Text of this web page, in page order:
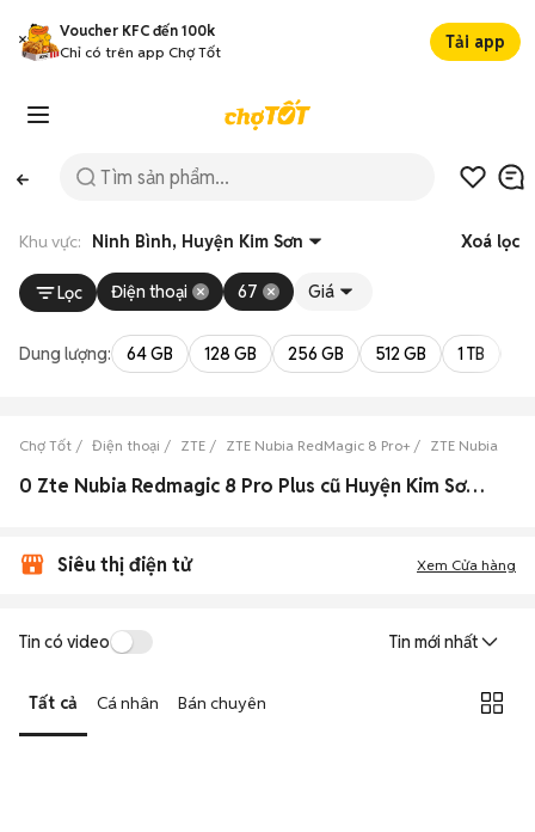
Voucher KFC đến 100k
Chỉ có trên app Chợ Tốt
Tải app
Khu vực: Ninh Bình, Huyện Kim Sơn Xoá lọc
Lọc Điện thoại 67 Giá
Dung lượng: 64 GB 128 GB 256 GB 512 GB 1 TB
Chợ Tốt Điện thoại ZTE ZTE Nubia RedMagic 8 Pro+ ZTE Nubia
0 Zte Nubia Redmagic 8 Pro Plus cũ Huyện Kim Sơn, Ninh Bình đẹp
Siêu thị điện tử Xem Cửa hàng
Tin có video Tin mới nhất
Tất cả Cá nhân Bán chuyên